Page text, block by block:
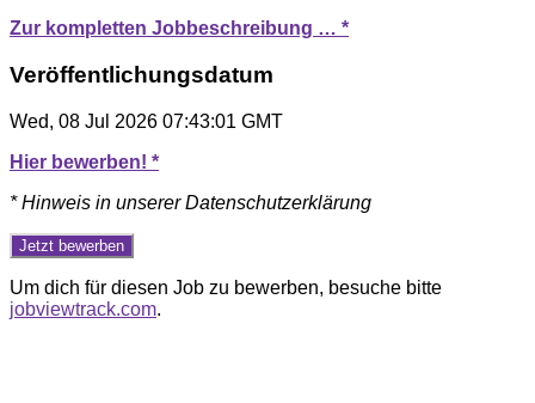
Zur kompletten Jobbeschreibung … *
Veröffentlichungsdatum
Wed, 08 Jul 2026 07:43:01 GMT
Hier bewerben! *
* Hinweis in unserer Datenschutzerklärung
Um dich für diesen Job zu bewerben, besuche bitte
jobviewtrack.com.